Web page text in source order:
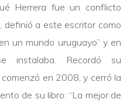
Herrera fue un conflicto
definió a este escritor como
un mundo uruguayo” y en
instalaba. Recordó su
en 2008, y cerró la
de su libro: “La mejor de